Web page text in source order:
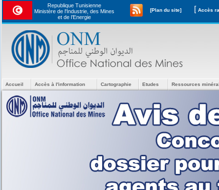
Republique Tunisienne
Ministère de l'Industrie, des Mines
et de l’Energie
[Plan du site] [
Accueil Accès à l'information Cartographie Etudes Ressources